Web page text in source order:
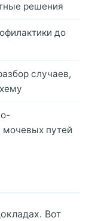
решения
до
случаев,
мочевых путей
Вот